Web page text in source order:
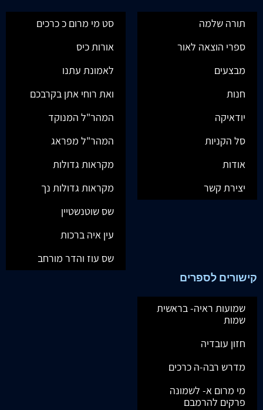
תורה שלמה
ספרי הוצאה לאור
מבצעים
חנות
יודאיקה
סל הקניות
אודות
יצירת קשר
סט מי מרום כ כרכים
אורות כיס
לאמונת עתנו
ואת רוחי אתן בקרבכם
המהר"ל המנוקד
המהר"ל מפראג
מקראות גדולות
מקראות גדולות נך
שס שוטנשטיין
עין איה ברכות
שס עוז והדר מורחב
קישורים לספרים
שמועות ראיה- בראשית
שמות
חזון עובדיה
מדרש רבה-ה כרכים
מי מרום א- לשמונה
פרקים להרמבם